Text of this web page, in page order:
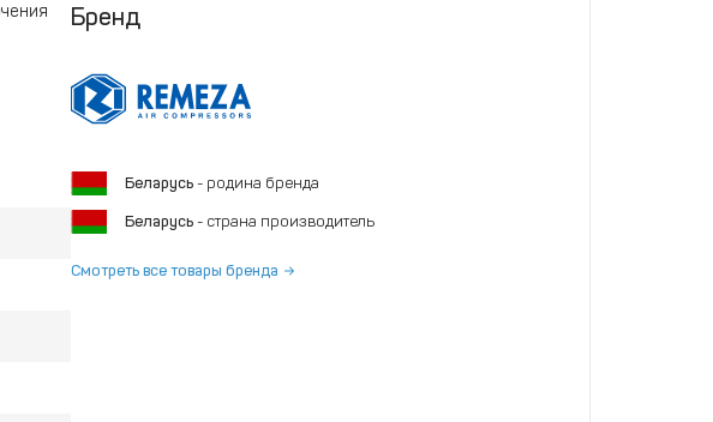
Бренд
Беларусь - родина бренда
Беларусь - страна производитель
Смотреть все товары бренда